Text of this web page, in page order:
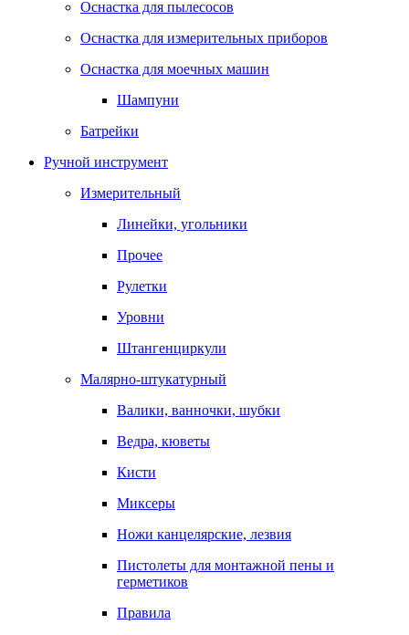
Оснастка для пылесосов
Оснастка для измерительных приборов
Оснастка для моечных машин
Шампуни
Батрейки
Ручной инструмент
Измерительный
Линейки, угольники
Прочее
Рулетки
Уровни
Штангенциркули
Малярно-штукатурный
Валики, ванночки, шубки
Ведра, кюветы
Кисти
Миксеры
Ножи канцелярские, лезвия
Пистолеты для монтажной пены и
герметиков
Правила